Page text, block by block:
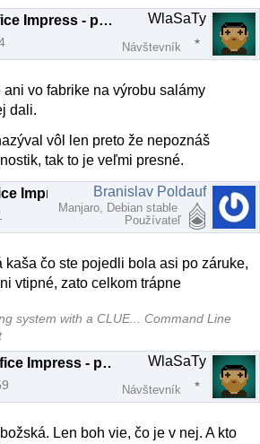
RE: LibreOffice Impress - problém po prenesení na druhý komp WlaSaTy
Návštevník
ani vo fabrike na výrobu salámy
dali.
vôl len preto že nepoznáš
tak to je veľmi presné.
RE: LibreOffice Impress - problém po prenesení na druhý komp
Branislav Poldauf
Manjaro, Debian stable
Používateľ
kaša čo ste pojedli bola asi po záruke,
vtipné, zato celkom trápne
system with a CLUE... Command Line
RE: LibreOffice Impress - problém po prenesení na druhý komp WlaSaTy
Návštevník
Len boh vie, čo je v nej. A kto